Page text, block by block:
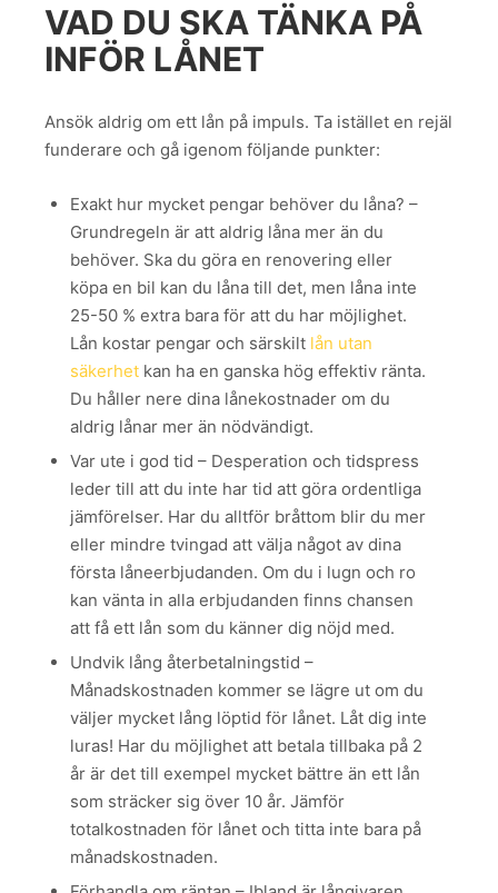
VAD DU SKA TÄNKA PÅ
INFÖR LÅNET
Ansök aldrig om ett lån på impuls. Ta istället en rejäl
funderare och gå igenom följande punkter:
Exakt hur mycket pengar behöver du låna? –
Grundregeln är att aldrig låna mer än du
behöver. Ska du göra en renovering eller
köpa en bil kan du låna till det, men låna inte
25-50 % extra bara för att du har möjlighet.
Lån kostar pengar och särskilt lån utan
säkerhetkan ha en ganska hög effektiv ränta.
Du håller nere dina lånekostnader om du
aldrig lånar mer än nödvändigt.
Var ute i god tid – Desperation och tidspress
leder till att du inte har tid att göra ordentliga
jämförelser. Har du alltför bråttom blir du mer
eller mindre tvingad att välja något av dina
första låneerbjudanden. Om du i lugn och ro
kan vänta in alla erbjudanden finns chansen
att få ett lån som du känner dig nöjd med.
Undvik lång återbetalningstid –
Månadskostnaden kommer se lägre ut om du
väljer mycket lång löptid för lånet. Låt dig inte
luras! Har du möjlighet att betala tillbaka på 2
år är det till exempel mycket bättre än ett lån
som sträcker sig över 10 år. Jämför
totalkostnaden för lånet och titta inte bara på
månadskostnaden.